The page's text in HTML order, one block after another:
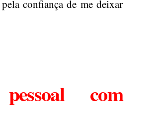
confiança de me deixar
com